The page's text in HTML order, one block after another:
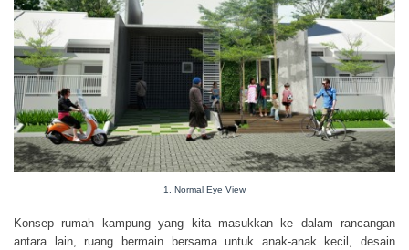
1. Normal Eye View
Konsep rumah kampung yang kita masukkan ke dalam rancangan
antara lain, ruang bermain bersama untuk anak-anak kecil, desain